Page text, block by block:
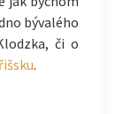
bývalého
či o
.